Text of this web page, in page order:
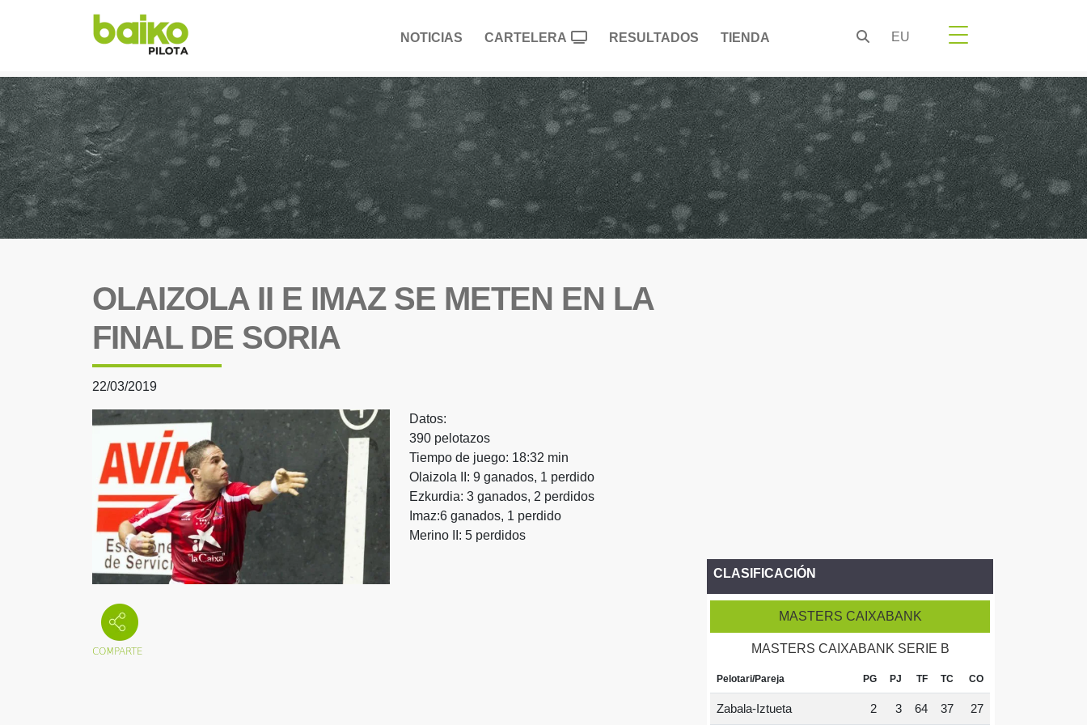
NOTICIAS CARTELERA RESULTADOS TIENDA EU
OLAIZOLA II E IMAZ SE METEN EN LA
FINAL DE SORIA
22/03/2019
Datos:
390 pelotazos
Tiempo de juego: 18:32 min
Olaizola II: 9 ganados, 1 perdido
Ezkurdia: 3 ganados, 2 perdidos
Imaz:6 ganados, 1 perdido
Merino II: 5 perdidos
CLASIFICACIÓN
MASTERS CAIXABANK
MASTERS CAIXABANK SERIE B
Pelotari/Pareja PG PJ TF TC CO
Zabala-Iztueta 2 3 64 37 27